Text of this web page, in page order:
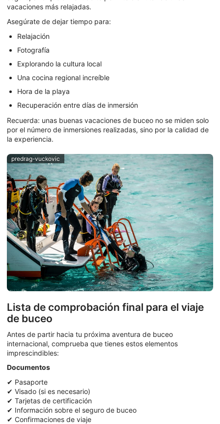
vacaciones más relajadas.
Asegúrate de dejar tiempo para:
Relajación
Fotografía
Explorando la cultura local
Una cocina regional increíble
Hora de la playa
Recuperación entre días de inmersión
Recuerda: unas buenas vacaciones de buceo no se miden solo
por el número de inmersiones realizadas, sino por la calidad de
la experiencia.
predrag-vuckovic
Lista de comprobación final para el viaje
de buceo
Antes de partir hacia tu próxima aventura de buceo
internacional, comprueba que tienes estos elementos
imprescindibles:
Documentos
✔ Pasaporte
✔ Visado (si es necesario)
✔ Tarjetas de certificación
✔ Información sobre el seguro de buceo
✔ Confirmaciones de viaje